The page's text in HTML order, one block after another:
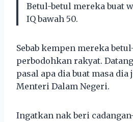
Betul-betul mereka buat
IQ bawah 50.
Sebab kempen mereka
perbodohkan rakyat.
pasal apa dia buat masa
Menteri Dalam Negeri.
Ingatkan nak beri